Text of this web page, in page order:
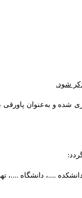
شود.
شده و به‌عنوان
....، دانشگاه ....،